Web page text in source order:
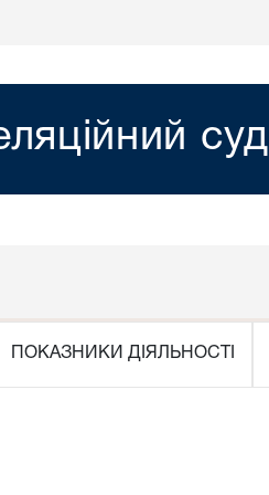
суд
ПОКАЗНИКИ ДІЯЛЬНОСТІ